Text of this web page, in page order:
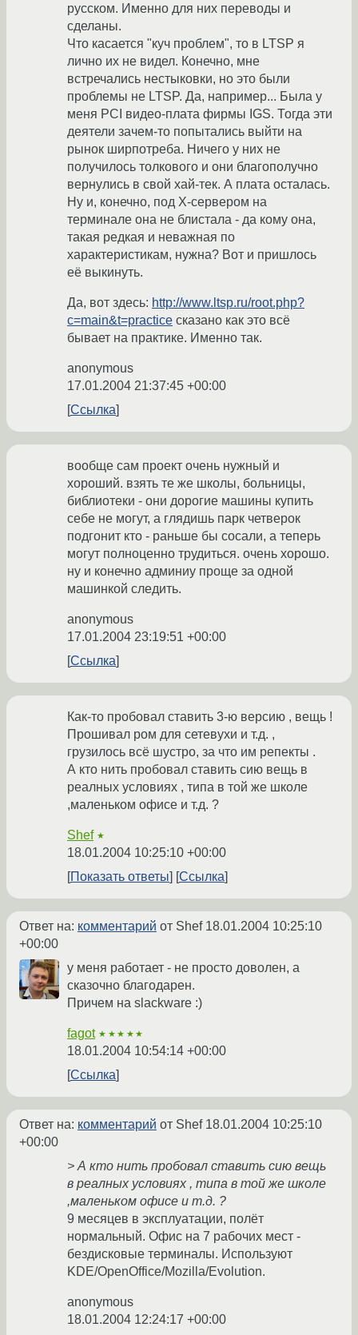
русском. Именно для них переводы и
сделаны.
Что касается "куч проблем", то в LTSP я
лично их не видел. Конечно, мне
встречались нестыковки, но это были
проблемы не LTSP. Да, например... Была у
меня PCI видео-плата фирмы IGS. Тогда эти
деятели зачем-то попытались выйти на
рынок ширпотреба. Ничего у них не
получилось толкового и они благополучно
вернулись в свой хай-тек. А плата осталась.
Ну и, конечно, под X-сервером на
терминале она не блистала - да кому она,
такая редкая и неважная по
характеристикам, нужна? Вот и пришлось
её выкинуть.
Да, вот здесь: http://www.ltsp.ru/root.php?
c=main&t=practice сказано как это всё
бывает на практике. Именно так.
anonymous
17.01.2004 21:37:45 +00:00
Ссылка
вообще сам проект очень нужный и
хороший. взять те же школы, больницы,
библиотеки - они дорогие машины купить
себе не могут, а глядишь парк четверок
подгонит кто - раньше бы сосали, а теперь
могут полноценно трудиться. очень хорошо.
ну и конечно админиу проще за одной
машинкой следить.
anonymous
17.01.2004 23:19:51 +00:00
Ссылка
Как-то пробовал ставить 3-ю версию , вещь !
Прошивал ром для сетевухи и т.д. ,
грузилось всё шустро, за что им репекты .
А кто нить пробовал ставить сию вещь в
реалных условиях , типа в той же школе
,маленьком офисе и т.д. ?
Shef ★
18.01.2004 10:25:10 +00:00
Показать ответы
Ссылка
Ответ на: комментарий от Shef 18.01.2004 10:25:10
+00:00
у меня работает - не просто доволен, а
сказочно благодарен.
Причем на slaсkware :)
fagot ★★★★★
18.01.2004 10:54:14 +00:00
Ссылка
Ответ на: комментарий от Shef 18.01.2004 10:25:10
+00:00
> А кто нить пробовал ставить сию вещь
в реалных условиях , типа в той же школе
,маленьком офисе и т.д. ?
9 месяцев в эксплуатации, полёт
нормальный. Офис на 7 рабочих мест -
бездисковые терминалы. Используют
KDE/OpenOffice/Mozilla/Evolution.
anonymous
18.01.2004 12:24:17 +00:00